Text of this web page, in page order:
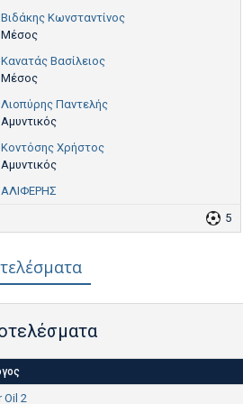
Βιδάκης Κωνσταντίνος
Μέσος
Κανατάς Βασίλειος
Μέσος
Λιοπύρης Παντελής
Αμυντικός
Κοντόσης Χρήστος
Αμυντικός
ΑΛΙΦΕΡΗΣ
5
Oil 2